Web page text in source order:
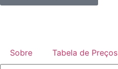
Sobre Tabela de Preços